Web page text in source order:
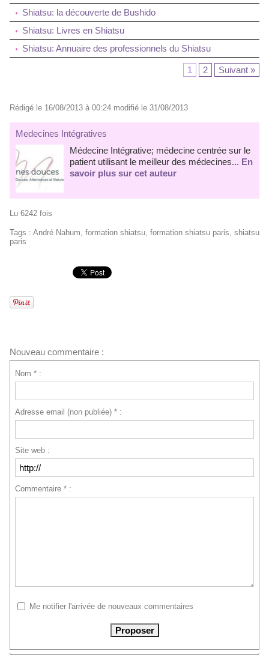
Shiatsu: la découverte de Bushido
Shiatsu: Livres en Shiatsu
Shiatsu: Annuaire des professionnels du Shiatsu
1 2 Suivant »
Rédigé le 16/08/2013 à 00:24 modifié le 31/08/2013
Medecines Intégratives
Médecine Intégrative; médecine centrée sur le
patient utilisant le meilleur des médecines... En
savoir plus sur cet auteur
Lu 6242 fois
Tags : André Nahum, formation shiatsu, formation shiatsu paris, shiatsu
paris
Nouveau commentaire :
Nom * :
Adresse email (non publiée) * :
Site web :
Commentaire * :
Me notifier l'arrivée de nouveaux commentaires